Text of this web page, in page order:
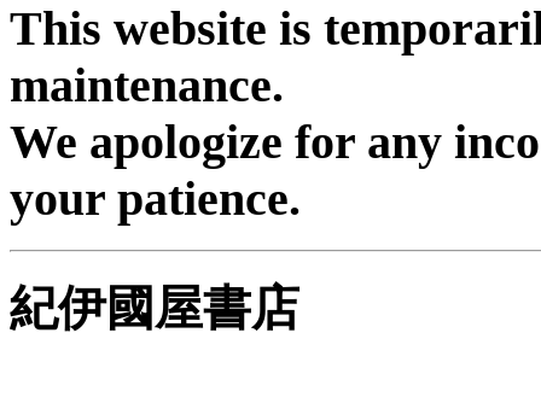
This website is
maintenance.
We apologize for any
your patience.
紀伊國屋書店